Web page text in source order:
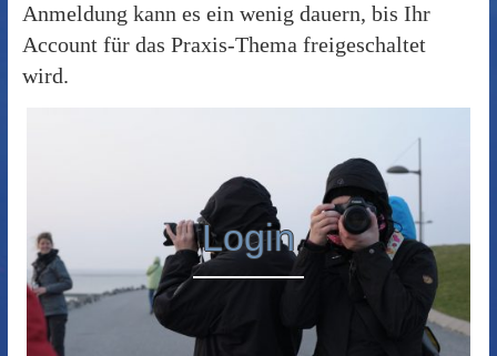
Anmeldung kann es ein wenig dauern, bis Ihr
Account für das Praxis-Thema freigeschaltet
wird.
Login